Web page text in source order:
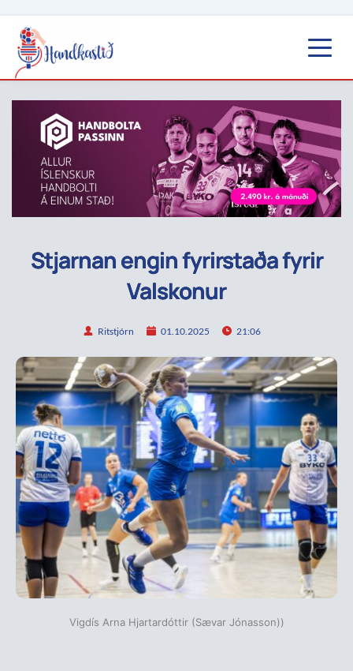
Stjarnan engin fyrirstaða fyrir
Valskonur
Ritstjórn 01.10.2025 21:06
Vigdís Arna Hjartardóttir (Sævar Jónasson))